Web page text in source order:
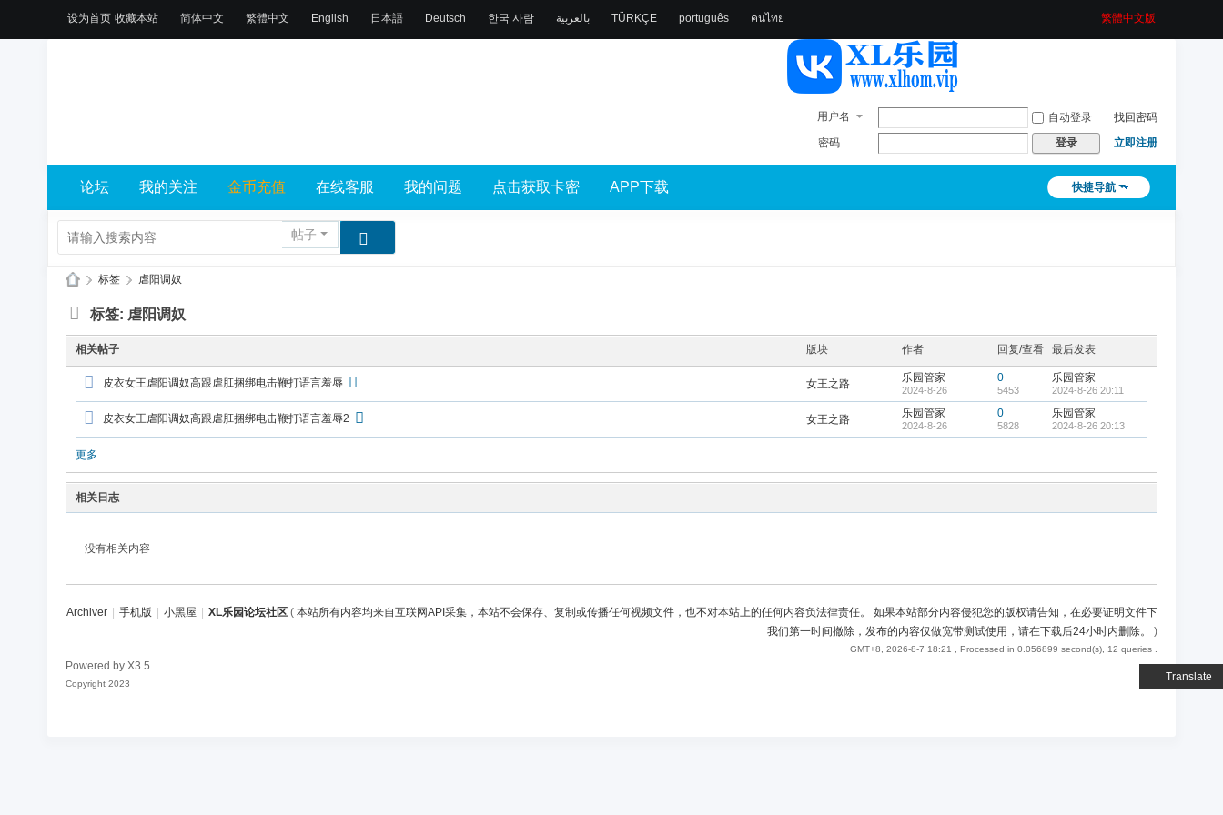
设为首页 收藏本站
Translate
简体中文 繁體中文 English 日本語 Deutsch 한국 사람 بالعربية TÜRKÇE português คนไทย 繁體中文版
用户名 自动登录
找回密码
密码
登录 立即注册
快捷导航
论坛 我的关注 金币充值 在线客服 我的问题 点击获取卡密 APP下载
帖子
X
L
乐
坛
社
区
› 标签 › 虐阳调奴
标签: 虐阳调奴
相关帖子 版块 作者 回复/查看 最后发表
皮衣女王虐阳调奴高跟虐肛捆绑电击鞭打语言羞辱 女王之路 乐园管家
2024-8-26
0
5453
乐园管家
2024-8-26 20:11
皮衣女王虐阳调奴高跟虐肛捆绑电击鞭打语言羞辱2 女王之路 乐园管家
2024-8-26
0
5828
乐园管家
2024-8-26 20:13
更多...
相关日志
没有相关内容
Archiver 手机版 小黑屋 XL乐园论坛社区 ( 本站所有内容均来自互联网API采集，本站不会保存、复制或传播任何视频文件，也不对本站上的任何内容负法律责任。 如果本站部分内容侵犯您的版权请告知，在必要证明文件下
我们第一时间撤除，发布的内容仅做宽带测试使用，请在下载后24小时内删除。
)
GMT+8, 2026-8-7 18:21 , Processed in 0.056899 second(s), 12 queries .
Powered by X3.5
Copyright 2023